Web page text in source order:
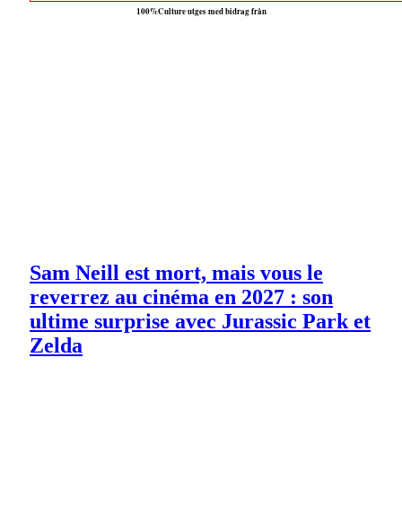
100%Culture utges med bidrag från
Sam Neill est mort, mais vous le
reverrez au cinéma en 2027 : son
ultime surprise avec Jurassic Park et
Zelda